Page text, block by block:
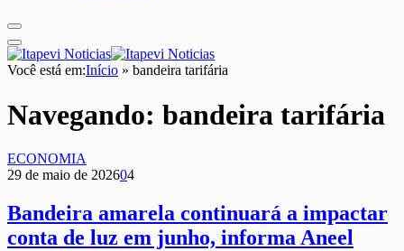
Você está em:Início » bandeira tarifária
Navegando: bandeira tarifária
ECONOMIA
29 de maio de 202604
Bandeira amarela continuará a impactar
conta de luz em junho, informa Aneel